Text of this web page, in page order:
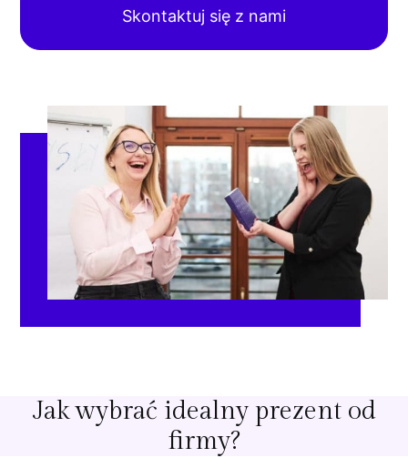
Skontaktuj się z nami
Jak wybrać idealny prezent od
firmy?